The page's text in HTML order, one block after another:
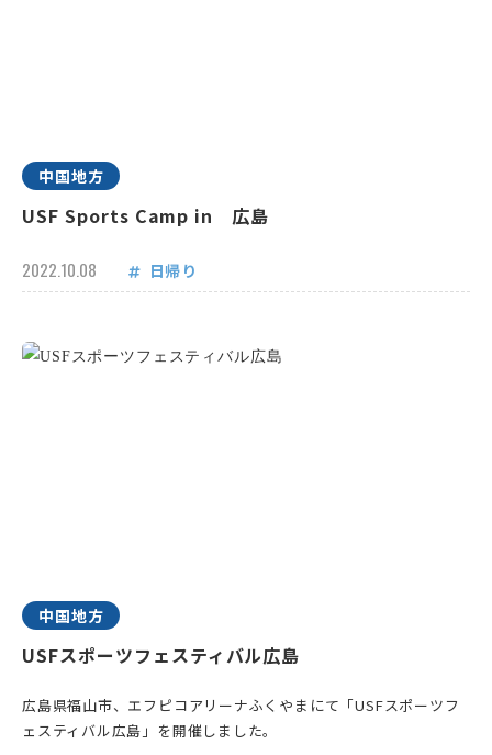
中国地方
USF Sports Camp in 広島
2022.10.08 日帰り
中国地方
USFスポーツフェスティバル広島
広島県福山市、エフピコアリーナふくやまにて「USFスポーツフ
ェスティバル広島」を開催しました。